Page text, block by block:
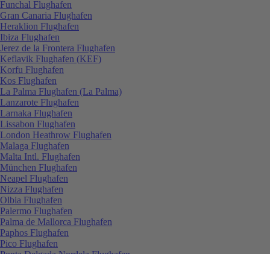
Funchal Flughafen
Gran Canaria Flughafen
Heraklion Flughafen
Ibiza Flughafen
Jerez de la Frontera Flughafen
Keflavik Flughafen (KEF)
Korfu Flughafen
Kos Flughafen
La Palma Flughafen (La Palma)
Lanzarote Flughafen
Larnaka Flughafen
Lissabon Flughafen
London Heathrow Flughafen
Malaga Flughafen
Malta Intl. Flughafen
München Flughafen
Neapel Flughafen
Nizza Flughafen
Olbia Flughafen
Palermo Flughafen
Palma de Mallorca Flughafen
Paphos Flughafen
Pico Flughafen